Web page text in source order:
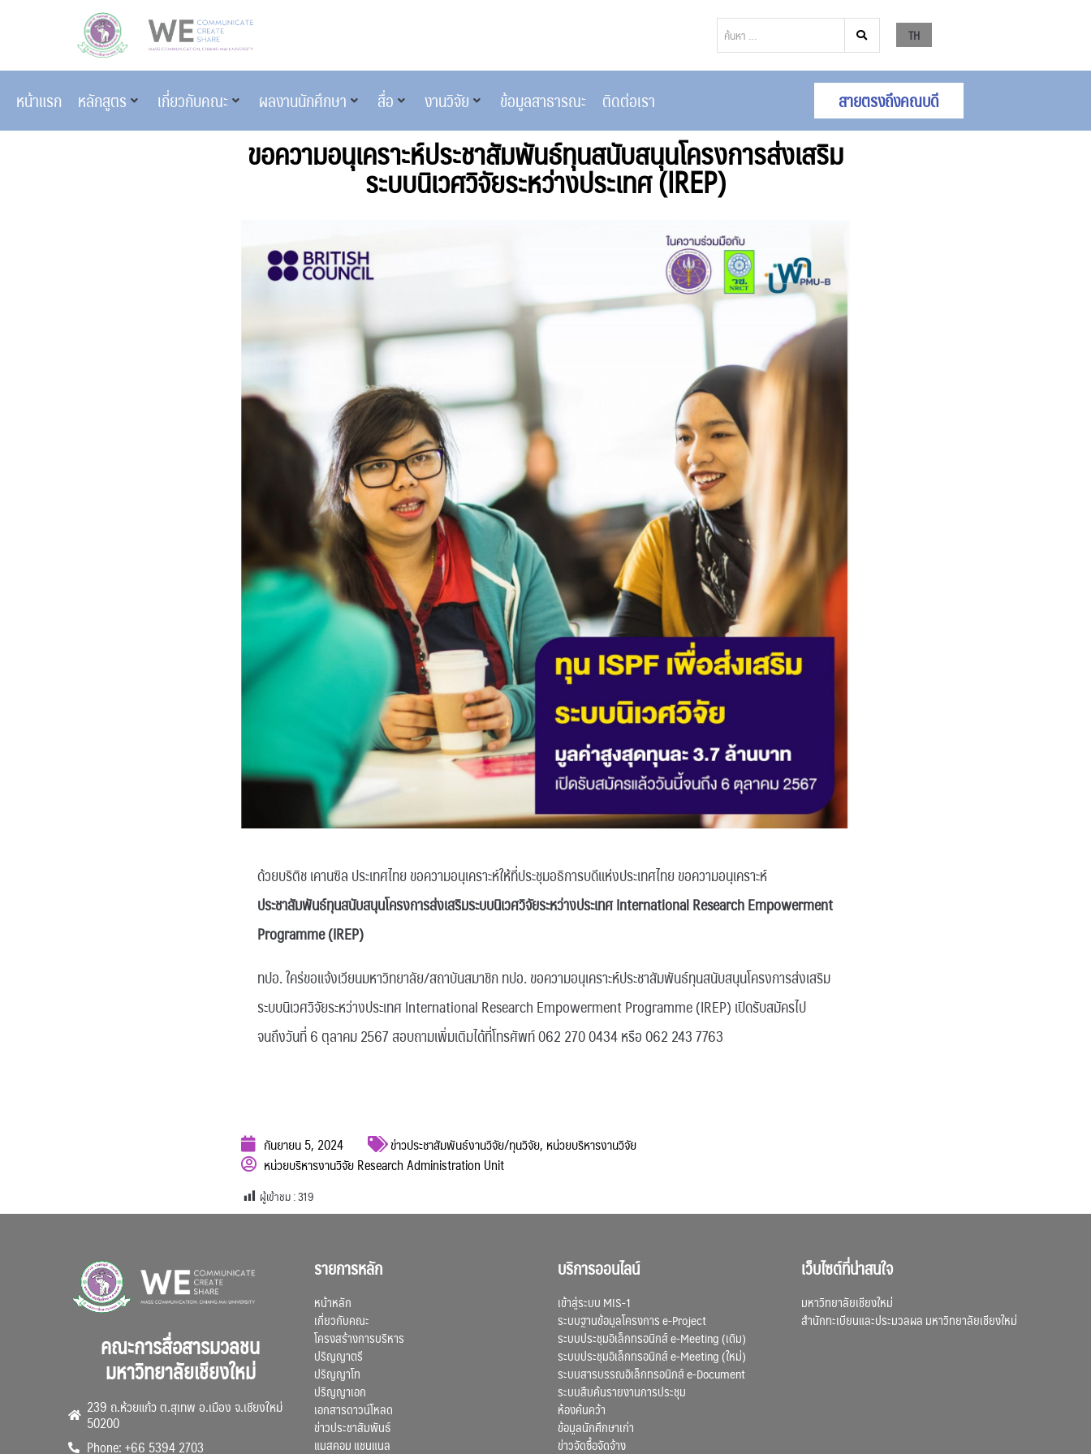
TH
หน้าแรก หลักสูตร เกี่ยวกับคณะ ผลงานนักศึกษา สื่อ งานวิจัย ข้อมูลสาธารณะ ติดต่อเรา สายตรงถึงคณบดี
ขอความอนุเคราะห์ประชาสัมพันธ์ทุนสนับสนุนโครงการส่งเสริม
ระบบนิเวศวิจัยระหว่างประเทศ (IREP)
ด้วยบริติช เคานซิล ประเทศไทย ขอความอนุเคราะห์ให้ที่ประชุมอธิการบดีแห่งประเทศไทย ขอความอนุเคราะห์
ประชาสัมพันธ์ทุนสนับสนุนโครงการส่งเสริมระบบนิเวศวิจัยระหว่างประเทศ International Research Empowerment
Programme (IREP)
ทปอ. ใคร่ขอแจ้งเวียนมหาวิทยาลัย/สถาบันสมาชิก ทปอ. ขอความอนุเคราะห์ประชาสัมพันธ์ทุนสนับสนุนโครงการส่งเสริม
ระบบนิเวศวิจัยระหว่างประเทศ International Research Empowerment Programme (IREP) เปิดรับสมัครไป
จนถึงวันที่ 6 ตุลาคม 2567 สอบถามเพิ่มเติมได้ที่โทรศัพท์ 062 270 0434 หรือ 062 243 7763
กันยายน 5, 2024 ข่าวประชาสัมพันธ์งานวิจัย/ทุนวิจัย, หน่วยบริหารงานวิจัย
หน่วยบริหารงานวิจัย Research Administration Unit
ผู้เข้าชม :319
คณะการสื่อสารมวลชน
มหาวิทยาลัยเชียงใหม่
239 ถ.ห้วยแก้ว ต.สุเทพ อ.เมือง จ.เชียงใหม่
50200
Phone: +66 5394 2703
รายการหลัก
หน้าหลัก
เกี่ยวกับคณะ
โครงสร้างการบริหาร
ปริญญาตรี
ปริญญาโท
ปริญญาเอก
เอกสารดาวน์โหลด
ข่าวประชาสัมพันธ์
แมสคอม แชนแนล
บริการออนไลน์
เข้าสู่ระบบ MIS-1
ระบบฐานข้อมูลโครงการ e-Project
ระบบประชุมอิเล็กทรอนิกส์ e-Meeting (เดิม)
ระบบประชุมอิเล็กทรอนิกส์ e-Meeting (ใหม่)
ระบบสารบรรณอิเล็กทรอนิกส์ e-Document
ระบบสืบค้นรายงานการประชุม
ห้องค้นคว้า
ข้อมูลนักศึกษาเก่า
ข่าวจัดซื้อจัดจ้าง
เว็บไซต์ที่น่าสนใจ
มหาวิทยาลัยเชียงใหม่
สำนักทะเบียนและประมวลผล มหาวิทยาลัยเชียงใหม่